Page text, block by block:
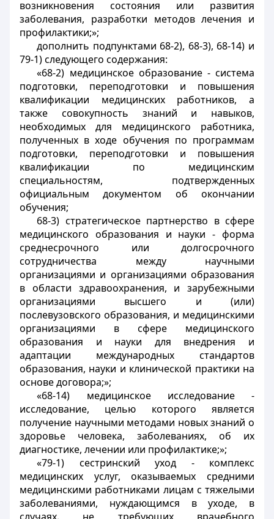
возникновения состояния или развития
заболевания, разработки методов лечения и
профилактики;»;
дополнить подпунктами 68-2), 68-3), 68-14) и
79-1) следующего содержания:
«68-2) медицинское образование - система
подготовки, переподготовки и повышения
квалификации медицинских работников, а
также совокупность знаний и навыков,
необходимых для медицинского работника,
полученных в ходе обучения по программам
подготовки, переподготовки и повышения
квалификации по медицинским
специальностям, подтвержденных
официальным документом об окончании
обучения;
68-3) стратегическое партнерство в сфере
медицинского образования и науки - форма
среднесрочного или долгосрочного
сотрудничества между научными
организациями и организациями образования
в области здравоохранения, и зарубежными
организациями высшего и (или)
послевузовского образования, и медицинскими
организациями в сфере медицинского
образования и науки для внедрения и
адаптации международных стандартов
образования, науки и клинической практики на
основе договора;»;
«68-14) медицинское исследование -
исследование, целью которого является
получение научными методами новых знаний о
здоровье человека, заболеваниях, об их
диагностике, лечении или профилактике;»;
«79-1) сестринский уход - комплекс
медицинских услуг, оказываемых средними
медицинскими работниками лицам с тяжелыми
заболеваниями, нуждающимся в уходе, в